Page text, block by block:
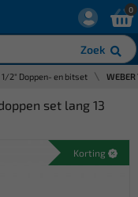
Zoek
0
1/2" Doppen- en bitset
set lang 13
Korting